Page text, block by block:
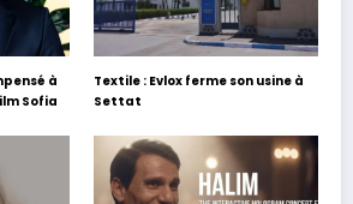
à
Sofia
Textile : Evlox ferme son usine à
Settat